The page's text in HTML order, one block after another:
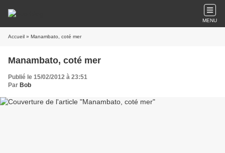
MENU
Accueil » Manambato, coté mer
Manambato, coté mer
Publié le 15/02/2012 à 23:51
Par Bob